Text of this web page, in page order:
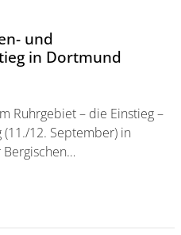
und
in Dortmund
Ruhrgebiet – die Einstieg –
(11./12. September) in
Ausbildungsmesse Einstieg